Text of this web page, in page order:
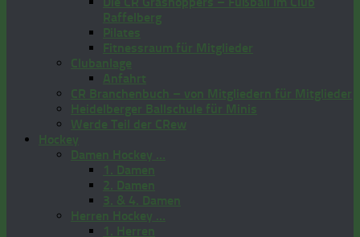
Raffelberg
Pilates
Fitnessraum für Mitglieder
Clubanlage
Anfahrt
CR Branchenbuch – von Mitgliedern für Mitglieder
Heidelberger Ballschule für Minis
Werde Teil der CRew
Hockey
Damen Hockey …
1. Damen
2. Damen
3. & 4. Damen
Herren Hockey …
1. Herren